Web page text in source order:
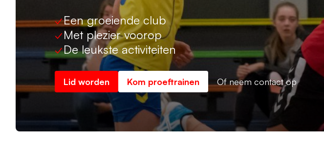
✓Een groeiende club
✓Met plezier voorop
✓De leukste activiteiten
Lid worden Kom proeftrainen Of neem contact op